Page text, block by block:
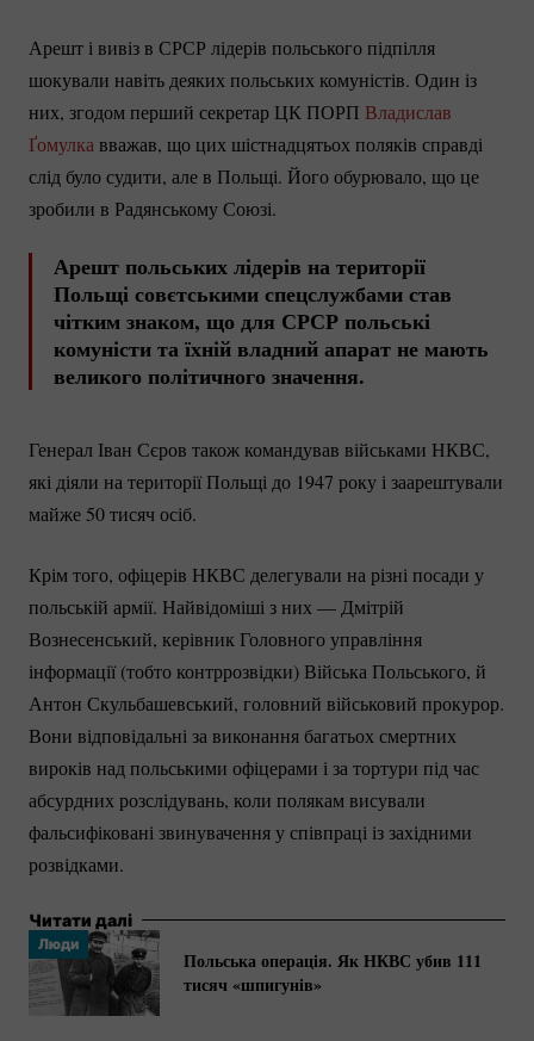
Арешт і вивіз в СРСР лідерів польського підпілля
шокували навіть деяких польських комуністів. Один із
них, згодом перший секретар ЦК ПОРП Владислав
Ґомулка вважав, що цих шістнадцятьох поляків справді
слід було судити, але в Польщі. Його обурювало, що це
зробили в Радянському Союзі.
Арешт польських лідерів на території
Польщі совєтськими спецслужбами став
чітким знаком, що для СРСР польські
комуністи та їхній владний апарат не мають
великого політичного значення.
Генерал Іван Сєров також командував військами НКВС,
які діяли на території Польщі до 1947 року і заарештували
майже 50 тисяч осіб.
Крім того, офіцерів НКВС делегували на різні посади у
польській армії. Найвідоміші з них — Дмітрій
Вознесенський, керівник Головного управління
інформації (тобто контррозвідки) Війська Польського, й
Антон Скульбашевський, головний військовий прокурор.
Вони відповідальні за виконання багатьох смертних
вироків над польськими офіцерами і за тортури під час
абсурдних розслідувань, коли полякам висували
фальсифіковані звинувачення у співпраці із західними
розвідками.
Читати далі
Люди
Польська операція. Як НКВС убив 111
тисяч «шпигунів»